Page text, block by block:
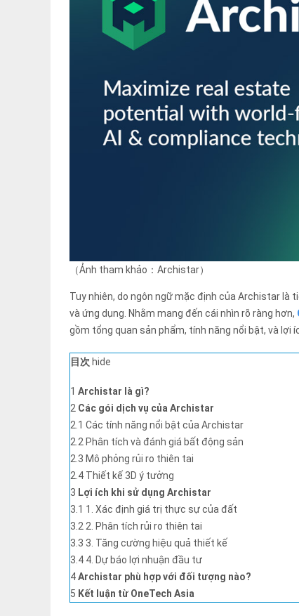
（Ảnh tham khảo：Archistar）
Tuy nhiên, do ngôn ngữ mặc định của Archistar là
và ứng dụng. Nhằm mang đến cái nhìn rõ ràng hơn,
gồm tổng quan sản phẩm, tính năng nổi bật, và lợi
目次 hide
1 Archistar là gì?
2 Các gói dịch vụ của Archistar
2.1 Các tính năng nổi bật của Archistar
2.2 Phân tích và đánh giá bất động sản
2.3 Mô phỏng rủi ro thiên tai
2.4 Thiết kế 3D ý tưởng
3 Lợi ích khi sử dụng Archistar
3.1 1. Xác định giá trị thực sự của đất
3.22. Phân tích rủi ro thiên tai
3.3 3. Tăng cường hiệu quả thiết kế
3.4 4. Dự báo lợi nhuận đầu tư
4Archistar phù hợp với đối tượng nào?
5 Kết luận từ OneTech Asia
「Chính sách bảo
Một email trả lời tự